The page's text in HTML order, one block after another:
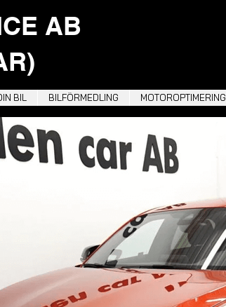
AB
BIL BILFÖRMEDLING MOTOROPTIMERING